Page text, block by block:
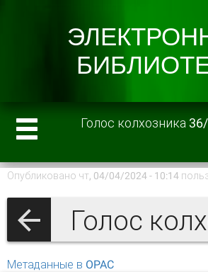
Голос колхозника
Опубликовано чт, 04/04/2024 - 10:14
Метаданные в OPAC